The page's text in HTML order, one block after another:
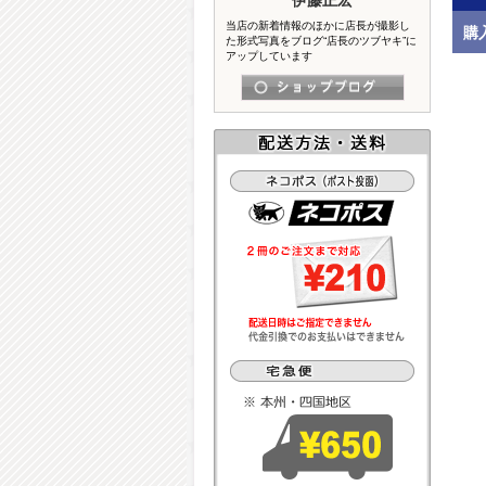
当店の新着情報のほかに店長が撮影し
た形式写真をブログ“店長のツブヤキ”に
アップしています
購